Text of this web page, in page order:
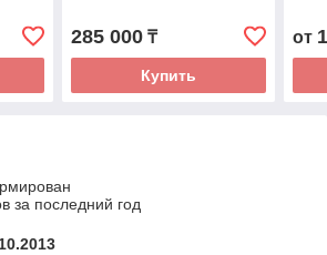
285 000₸
Купить
от
за последний год